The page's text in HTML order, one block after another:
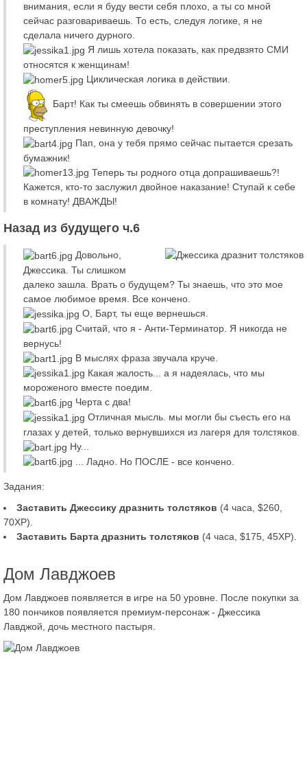
внимания, если я буду вести себя плохо, а ты со мной
сейчас разговариваешь. То есть, следуя логике, я не
сделала ничего дурного.
Я лишь хотела показать, как предвзято СМИ
относятся к женщинам!
Циклическая логика в действии.
Барт! Как ты смеешь обвинять в совершении этого
преступления невинную девочку!
Пап, она у тебя прямо сейчас пытается срезать
бумажник!
Теперь ты родного отца допрашиваешь?!
Кажется, кто-то заслужил двойное наказание! Ступай к себе
в комнату! ДВАЖДЫ!
Назад из будущего ч.6
Довольно,
Джессика. Ты слишком
далеко зашла. Врать о будущем? Ты знаешь, что это мое
самое любимое время. Все кончено.
О, Барт, ты еще вернешься.
Считай, что я - Анти-Терминатор. Я никогда не
вернусь!
В мыслях фраза звучала круче.
Какая жалость... а я надеялась, что мы
мороженого вместе поедим.
Черта с два!
Отличная мысль. мы могли бы съесть его на
глазах у детей, только вернувшихся из лагеря для толстяков.
Ну...
... Ладно. Но ПОСЛЕ - все кончено.
Задания:
Заставить Джессику дразнить толстяков (4 часа, $260,
70XP).
Заставить Барта дразнить толстяков (4 часа, $175, 45XP).
Дом Лавджоев
Дом Лавджоев появляется в игре на 50 уровне. После покупки за
180 пончиков появляется премиум-персонаж - Джессика
Лавджой, дочь местного пастыря.